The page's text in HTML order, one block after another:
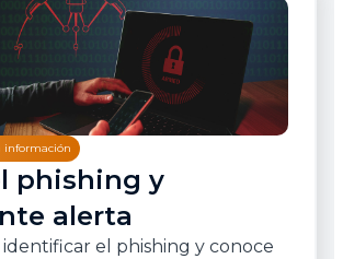
información
phishing y
alerta
el phishing y conoce